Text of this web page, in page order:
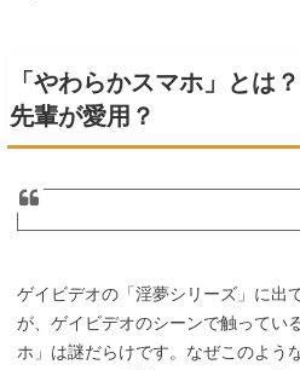
「やわらかスマホ」とは
先輩が愛用？
ゲイビデオの「淫夢シリーズ」に出
が、ゲイビデオのシーンで触ってい
ホ」は謎だらけです。なぜこのよう